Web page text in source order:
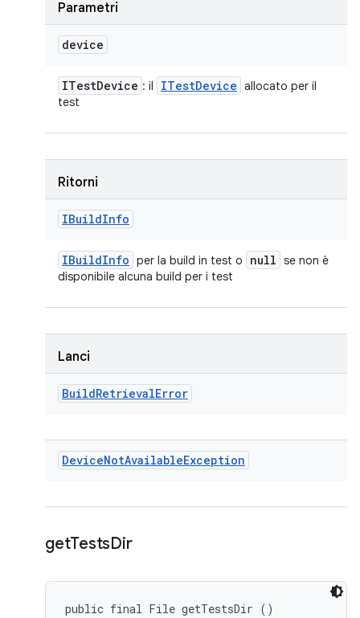
Parametri
device
ITestDevice : il ITestDevice allocato per il
test
Ritorni
IBuildInfo
IBuildInfo per la build in test o null se non è
disponibile alcuna build per i test
Lanci
BuildRetrievalError
DeviceNotAvailableException
getTestsDir
public final File getTestsDir ()